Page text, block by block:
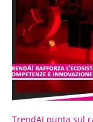
TrendAI punta sul